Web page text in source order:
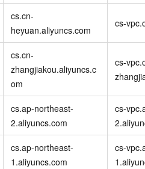
cs.cn-
heyuan.aliyuncs.com
cs-
cs.cn-
zhangjiakou.aliyuncs.c
om
cs-
cs.ap-northeast-
2.aliyuncs.com
cs-
cs.ap-northeast-
1.aliyuncs.com
cs-
百炼-智能体
AI Native 的算法工程平台，一站式完成建模、训练、推理服务部署
大模型
面向真实软
秒悟
云端极速 AI
智能客服
建站小程
模板建站
定制建站
模板小程序
定制小程序
APP 开发